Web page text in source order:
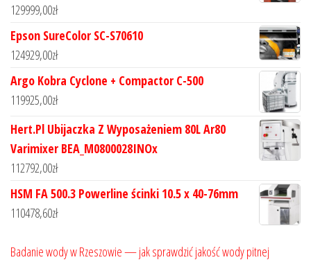
129999,00zł
Epson SureColor SC-S70610
124929,00zł
Argo Kobra Cyclone + Compactor C-500
119925,00zł
Hert.Pl Ubijaczka Z Wyposażeniem 80L Ar80
Varimixer BEA_M0800028INOx
112792,00zł
HSM FA 500.3 Powerline ścinki 10.5 x 40-76mm
110478,60zł
Badanie wody w Rzeszowie — jak sprawdzić jakość wody pitnej